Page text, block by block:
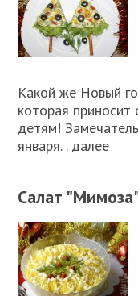
Какой же Новый
которая приносит
детям!
января. . далее
Салат